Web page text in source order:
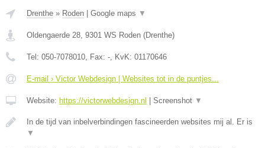
Drenthe » Roden Google maps ▼
Oldengaerde 28, 9301 WS Roden (Drenthe)
Tel: 050-7078010, Fax: -, KvK: 01170646
E-mail › Victor Webdesign | Websites tot in de puntjes...
Website: https://victorwebdesign.nl Screenshot ▼
In de tijd van inbelverbindingen fascineerden websites mij al. Er is
▼